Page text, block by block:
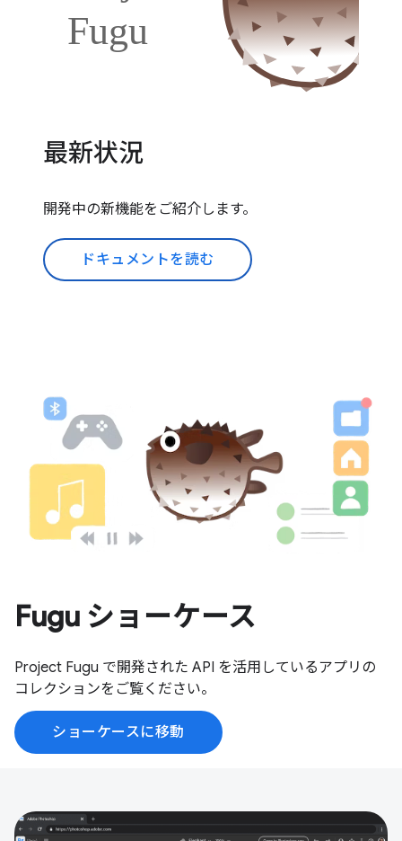
最新状況
開発中の新機能をご紹介します。
ドキュメントを読む
Fugu ショーケース
Project Fugu で開発された API を活用しているアプリの
コレクションをご覧ください。
ショーケースに移動